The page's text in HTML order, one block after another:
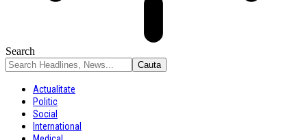
Search
Actualitate
Politic
Social
International